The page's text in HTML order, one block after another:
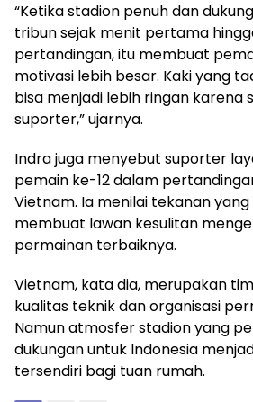
“Ketika stadion penuh dan
tribun sejak menit pertama
pertandingan, itu membuat
motivasi lebih besar. Kaki yang
bisa menjadi lebih ringan karena
suporter,” ujarnya.
Indra juga menyebut suporter
pemain ke-12 dalam
Vietnam. Ia menilai tekanan
membuat lawan kesulitan
permainan terbaiknya.
Vietnam, kata dia, merupakan
kualitas teknik dan organisasi
Namun atmosfer stadion yang
dukungan untuk Indonesia
tersendiri bagi tuan rumah.